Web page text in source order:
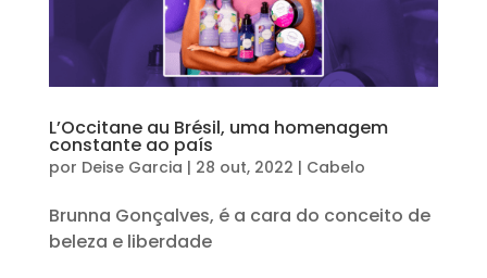
L’Occitane au Brésil, uma homenagem
constante ao país
por Deise Garcia | 28 out, 2022 | Cabelo
Brunna Gonçalves, é a cara do conceito de
beleza e liberdade